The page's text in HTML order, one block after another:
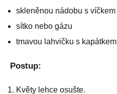
skleněnou nádobu s víčkem
sítko nebo gázu
tmavou lahvičku s kapátkem
Postup:
Květy lehce osušte.